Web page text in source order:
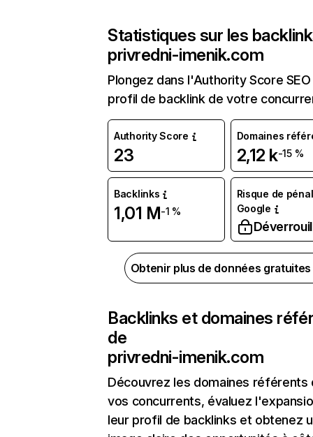
Statistiques sur les
privredni-imenik.com
Plongez dans l'Authority Score
profil de backlink de votre
Authority Score
23
Domaines
2,12 k-15 %
Backlinks
1,01 M-1 %
Risque de
Google
Obtenir plus de données
Backlinks et domaines
de
privredni-imenik.com
Découvrez les domaines référents
vos concurrents, évaluez
leur profil de backlinks et obtenez